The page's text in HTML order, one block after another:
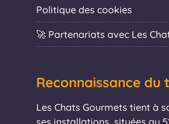
Politique des cookies
🚀 Partenariats avec Les
Reconnaissance
Les Chats Gourmets tient à
ses installations, situées au